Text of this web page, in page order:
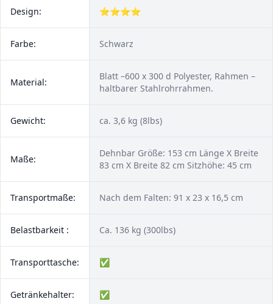
Design: ⭐⭐⭐⭐
Farbe: Schwarz
Material:
Blatt –600 x 300 d Polyester, Rahmen –
haltbarer Stahlrohrrahmen.
Gewicht: ca. 3,6 kg (8lbs)
Maße:
Dehnbar Größe: 153 cm Länge X Breite
83 cm X Breite 82 cm Sitzhöhe: 45 cm
Transportmaße: Nach dem Falten: 91 x 23 x 16,5 cm
Belastbarkeit : Ca. 136 kg (300lbs)
Transporttasche: ✅
Getränkehalter: ✅